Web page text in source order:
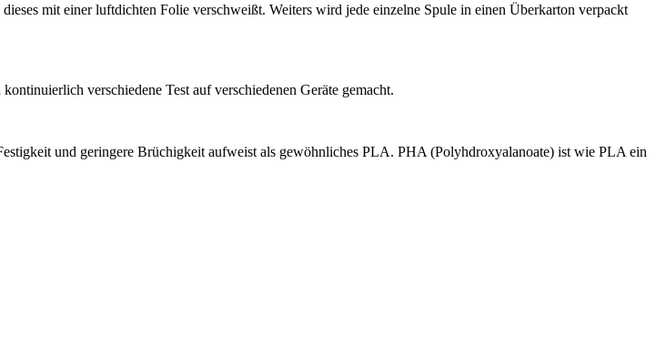
mit einer luftdichten Folie verschweißt. Weiters wird jede einzelne Spule in einen Überkarton verpackt
verschiedene Test auf verschiedenen Geräte gemacht.
und geringere Brüchigkeit aufweist als gewöhnliches PLA. PHA (Polyhdroxyalanoate) ist wie PLA ein